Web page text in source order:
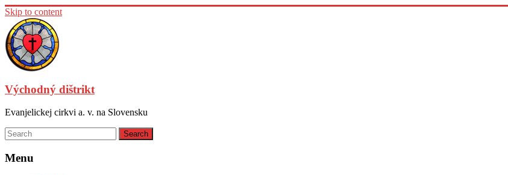
Skip to content
Východný dištrikt
Evanjelickej cirkvi a. v. na Slovensku
Menu